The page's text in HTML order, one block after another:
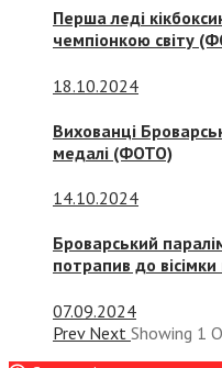
Перша леді
чемпіонкою світу
18.10.2024
Вихованці
медалі (ФОТО)
14.10.2024
Броварський
потрапив до
07.09.2024
Prev Next Showing 1